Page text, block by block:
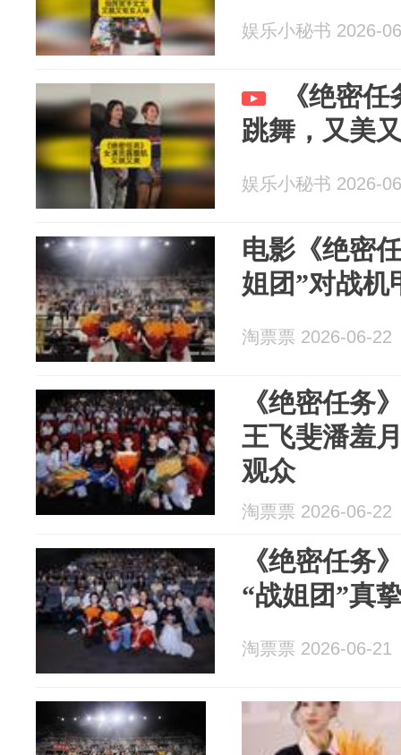
娱乐小秘书 2026-
《绝密
跳舞，又美
娱乐小秘书 2026-
电影《绝密
姐团”对战机
淘票票 2026-06-22
《绝密任务
王飞斐潘羞
观众
淘票票 2026-06-22
《绝密任务
“战姐团”真
淘票票 2026-06-21